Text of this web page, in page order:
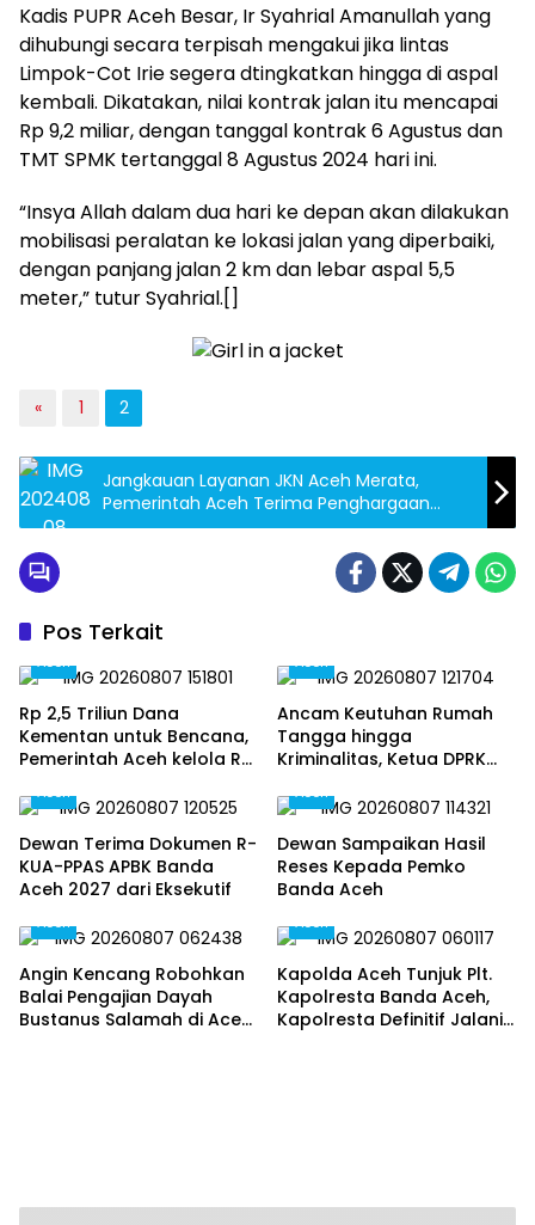
Kadis PUPR Aceh Besar, Ir Syahrial Amanullah yang
dihubungi secara terpisah mengakui jika lintas
Limpok-Cot Irie segera dtingkatkan hingga di aspal
kembali. Dikatakan, nilai kontrak jalan itu mencapai
Rp 9,2 miliar, dengan tanggal kontrak 6 Agustus dan
TMT SPMK tertanggal 8 Agustus 2024 hari ini.
“Insya Allah dalam dua hari ke depan akan dilakukan
mobilisasi peralatan ke lokasi jalan yang diperbaiki,
dengan panjang jalan 2 km dan lebar aspal 5,5
meter,” tutur Syahrial.[]
« 1 2
Jangkauan Layanan JKN Aceh Merata,
Pemerintah Aceh Terima Penghargaan
Universal Health Coverage (UHC)
Pos Terkait
Aceh
Rp 2,5 Triliun Dana
Kementan untuk Bencana,
Pemerintah Aceh kelola Rp
Aceh
Ancam Keutuhan Rumah
Tangga hingga
Kriminalitas, Ketua DPRK
Pemberantasan Narkoba,
Gampong
Aceh
Dewan Terima Dokumen R-
KUA-PPAS APBK Banda
Aceh 2027 dari Eksekutif
Aceh
Dewan Sampaikan Hasil
Reses Kepada Pemko
Banda Aceh
Aceh
Angin Kencang Robohkan
Balai Pengajian Dayah
Bustanus Salamah di Aceh
Aceh
Kapolda Aceh Tunjuk Plt.
Kapolresta Banda Aceh,
Kapolresta Definitif Jalani